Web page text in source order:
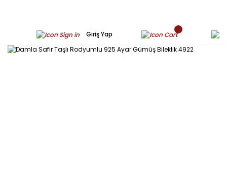
Giriş Yap